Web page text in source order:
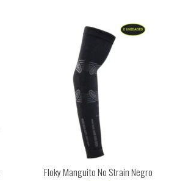
Floky Manguito No Strain Negro